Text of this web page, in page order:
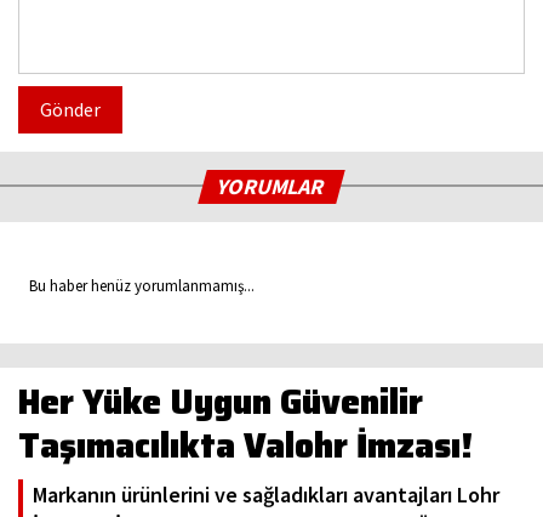
Gönder
YORUMLAR
Bu haber henüz yorumlanmamış...
Her Yüke Uygun Güvenilir
Taşımacılıkta Valohr İmzası!
Markanın ürünlerini ve sağladıkları avantajları Lohr